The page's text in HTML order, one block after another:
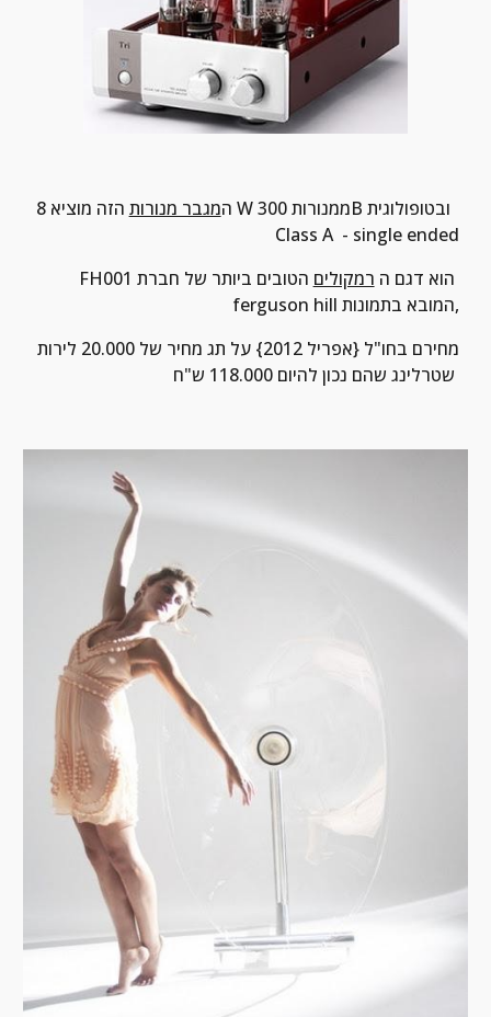
המגבר מנורות
הזה מוציא 8 W ממנורות 300B ובטופולוגית
Class A  - single ended
FH001 הוא דגם ה רמקולים הטובים ביותר של חברת
ferguson hill המובא בתמונות,